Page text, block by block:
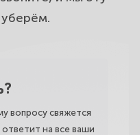
вопросу свяжется
на все ваши